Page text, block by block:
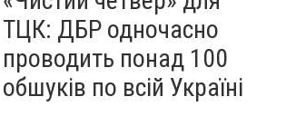
ТЦК: ДБР одночасно
проводить понад 100
обшуків по всій Україні